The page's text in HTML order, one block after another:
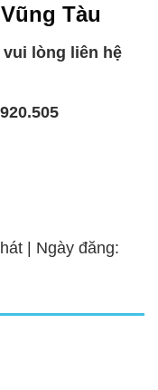
Tàu
vui lòng liên hệ
| Ngày đăng: